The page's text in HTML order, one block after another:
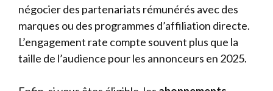
négocier des partenariats rémunérés avec des
marques ou des programmes d’affiliation directe.
L’engagement rate compte souvent plus que la
taille de l’audience pour les annonceurs en 2025.